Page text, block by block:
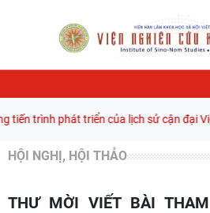
trình phát triển của lịch sử cận đại
HỘI NGHỊ, HỘI THẢO
THƯ MỜI VIẾT BÀI THAM LUẬN HỘI THẢO